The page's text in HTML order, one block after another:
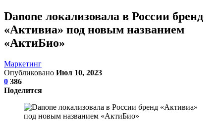
Danone локализовала в России бренд
«Активиа» под новым названием
«АктиБио»
Маркетинг
Опубликовано Июл 10, 2023
0 386
Поделится